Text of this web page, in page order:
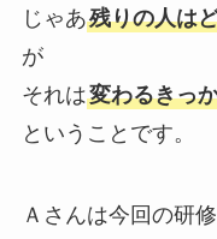
じゃあ残りの人は
が
それは変わるきっ
ということです。
Ａさんは今回の研